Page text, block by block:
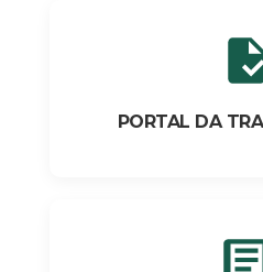
PORTAL DA